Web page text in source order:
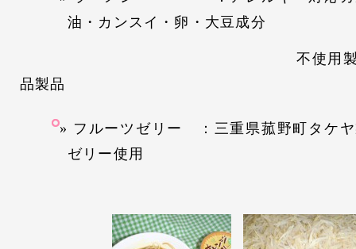
油・カンスイ・卵・大豆成分
不使用製品 辻アレ
品製品
フルーツゼリー ：三重県菰野町タケ
ゼリー使用